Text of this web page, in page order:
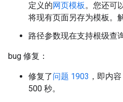
定义的网页模板。您还可
将现有页面另存为模板。
路径参数现在支持根级查
bug 修复：
修复了问题 1903 ，即内
500 秒。